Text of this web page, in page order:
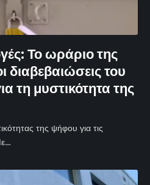
Το ωράριο της
διαβεβαιώσεις του
τη μυστικότητα της
της ψήφου για τις